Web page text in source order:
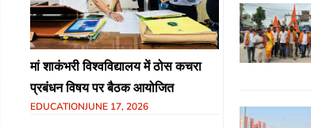
मां शाकंभरी विश्वविद्यालय में ठोस कचरा
प्रबंधन विषय पर बैठक आयोजित
EDUCATIONJUNE 17, 2026